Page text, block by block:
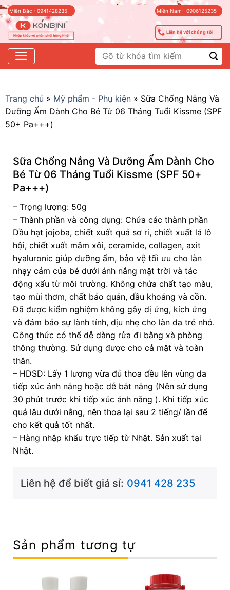
Skip
to
content
Miền Bắc : 0941428235 Miền Nam : 0906125235
Liên hệ với chúng tôi
Tìm
kiếm:
Trang chủ » Mỹ phẩm - Phụ kiện » Sữa Chống Nắng Và
Dưỡng Ẩm Dành Cho Bé Từ 06 Tháng Tuổi Kissme (SPF
50+ Pa+++)
Sữa Chống Nắng Và Dưỡng Ẩm Dành Cho
Bé Từ 06 Tháng Tuổi Kissme (SPF 50+
Pa+++)
– Trọng lượng: 50g
– Thành phần và công dụng: Chứa các thành phần
Dầu hạt jojoba, chiết xuất quả sơ ri, chiết xuất lá lô
hội, chiết xuất mâm xôi, ceramide, collagen, axit
hyaluronic giúp dưỡng ẩm, bảo vệ tối ưu cho làn
nhạy cảm của bé dưới ánh nắng mặt trời và tác
động xấu từ môi trường. Không chứa chất tạo màu,
tạo mùi thơm, chất bảo quản, dầu khoáng và cồn.
Đã được kiểm nghiệm không gây dị ứng, kích ứng
và đảm bảo sự lành tính, dịu nhẹ cho làn da trẻ nhỏ.
Công thức có thể dễ dàng rửa đi bằng xà phòng
thông thường. Sử dụng được cho cả mặt và toàn
thân.
– HDSD: Lấy 1 lượng vừa đủ thoa đều lên vùng da
tiếp xúc ánh nắng hoặc dễ bắt nắng (Nên sử dụng
30 phút trước khi tiếp xúc ánh nắng ). Khi tiếp xúc
quá lâu dưới nắng, nên thoa lại sau 2 tiếng/ lần để
cho kết quả tốt nhất.
– Hàng nhập khẩu trực tiếp từ Nhật. Sản xuất tại
Nhật.
Liên hệ để biết giá sỉ: 0941 428 235
Sản phẩm tương tự